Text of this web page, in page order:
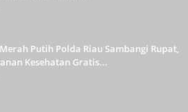
Putih Polda Riau Sambangi Rupat,
Kesehatan Gratis...